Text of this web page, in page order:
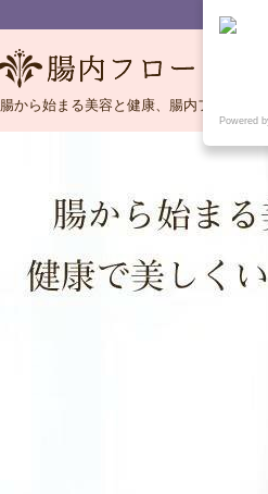
腸から始まる美容と健康、腸内フローラ
Powered